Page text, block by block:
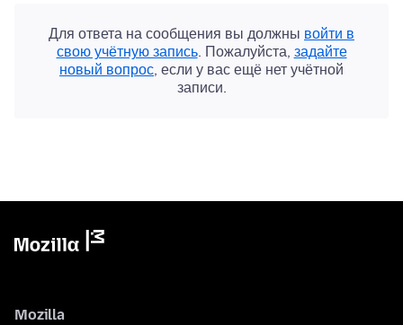
Для ответа на сообщения вы должны войти в
свою учётную запись. Пожалуйста, задайте
новый вопрос, если у вас ещё нет учётной
записи.
Mozilla